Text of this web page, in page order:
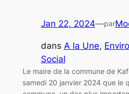
Jan 22, 2024—par
dans A la Une,
Social
Le maire de la commune de
samedi 20 janvier 2024 que le